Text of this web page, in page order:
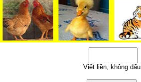
Viết liền, không dấu